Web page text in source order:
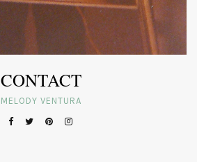
CONTACT
MELODY VENTURA